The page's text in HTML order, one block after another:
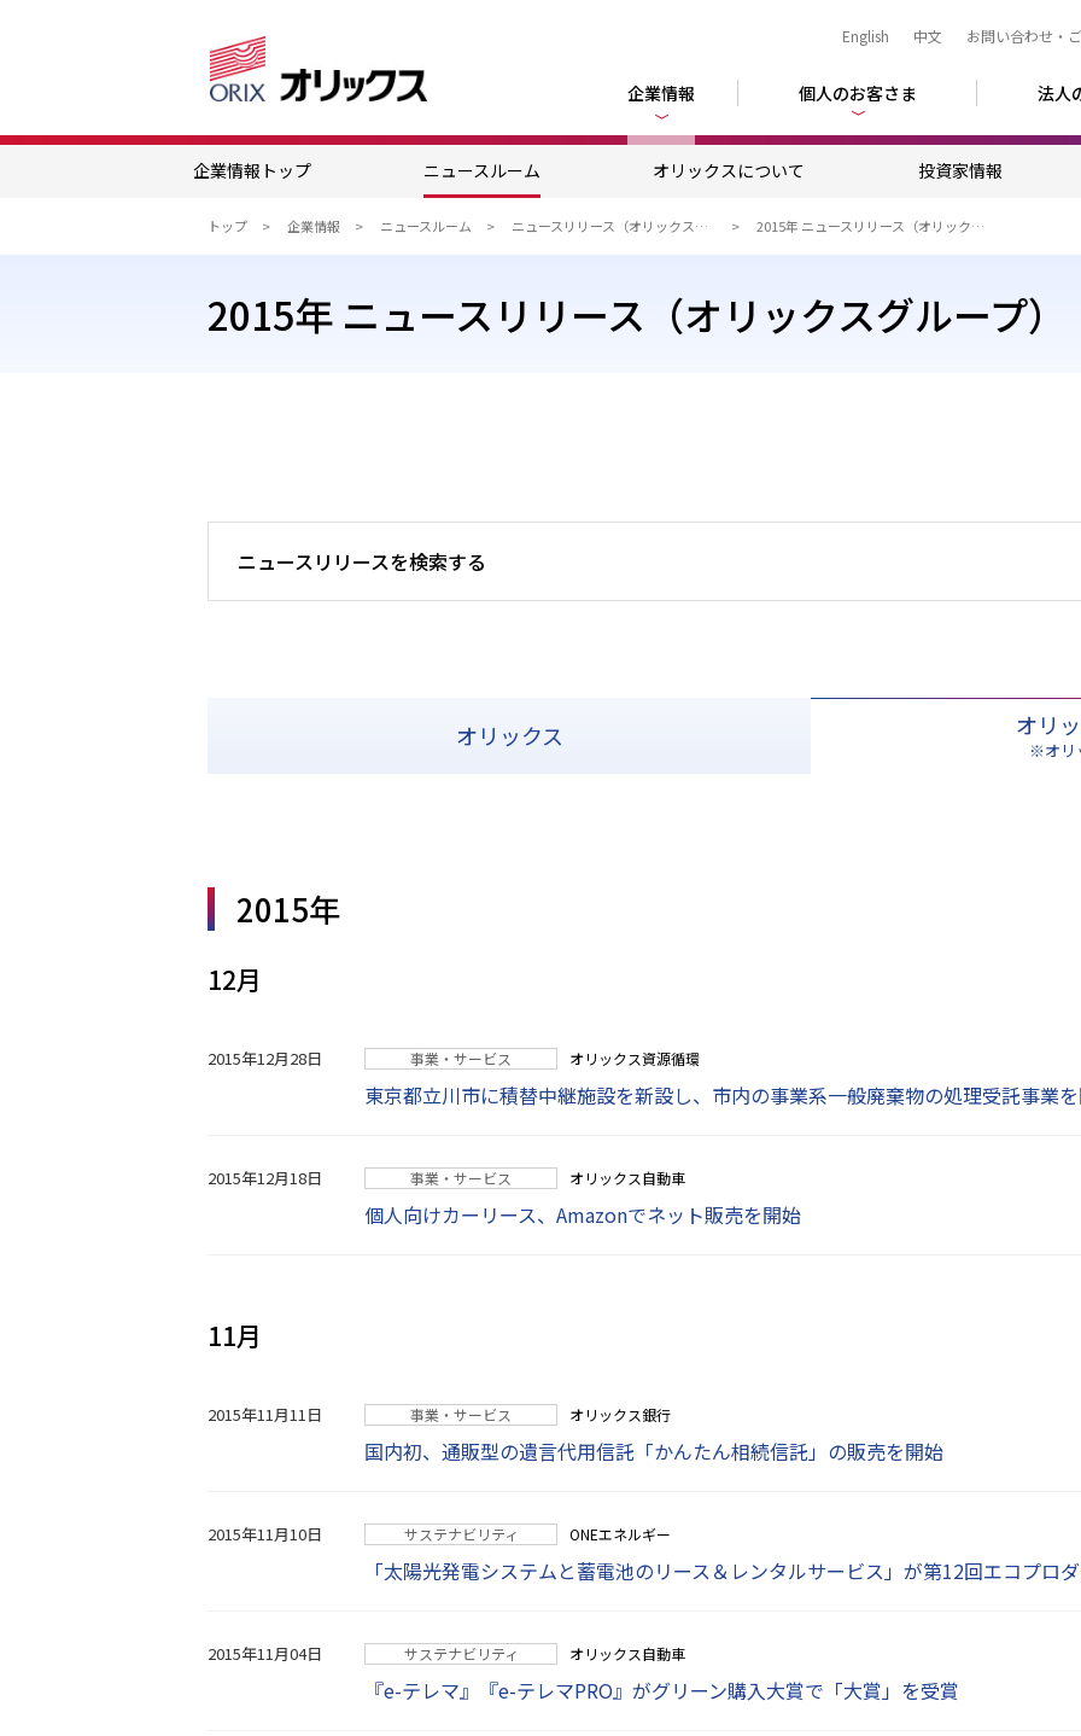
English 中文 お問い合わせ・
企業情報 個人のお客さま 法人
企業情報トップ ニュースルーム オリックスについて 投資家情報
トップ 企業情報 ニュースルーム ニュースリリース（オリックスグループ） 2015年 ニュースリリース（オリックスグループ）
2015年 ニュースリリース（オリックスグループ）
ニュースリリースを検索する
オリックス オリ
※オリ
2015年
12月
2015年12月28日 事業・サービス オリックス資源循環
東京都立川市に積替中継施設を新設し、市内の事業系一般廃棄物の処理受託事業
2015年12月18日 事業・サービス オリックス自動車
個人向けカーリース、Amazonでネット販売を開始
11月
2015年11月11日 事業・サービス オリックス銀行
国内初、通販型の遺言代用信託「かんたん相続信託」の販売を開始
2015年11月10日 サステナビリティ ONEエネルギー
「太陽光発電システムと蓄電池のリース＆レンタルサービス」が第12回エコプロ
2015年11月04日 サステナビリティ オリックス自動車
『e-テレマ』『e-テレマPRO』がグリーン購入大賞で「大賞」を受賞